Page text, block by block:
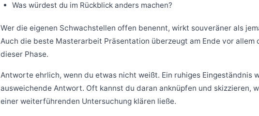
Was würdest du im Rückblick anders machen?
Wer die eigenen Schwachstellen offen benennt, wirkt souveräner als
Auch die beste Masterarbeit Präsentation überzeugt am Ende vor allem
dieser Phase.
Antworte ehrlich, wenn du etwas nicht weißt. Ein ruhiges Eingeständnis
ausweichende Antwort. Oft kannst du daran anknüpfen und skizzieren,
einer weiterführenden Untersuchung klären ließe.